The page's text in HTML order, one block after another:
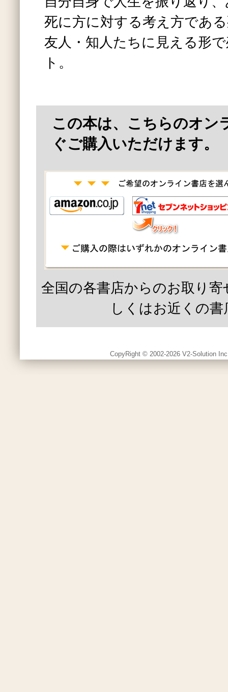
死に方に対する考え方であ
友人・知人たちに見える形
ト。
この本は、こちらのオン
ぐご購入いただけます。
全国の各書店からのお取り
しくはお近くの書
CopyRight © 2002-2026 V2-Solution